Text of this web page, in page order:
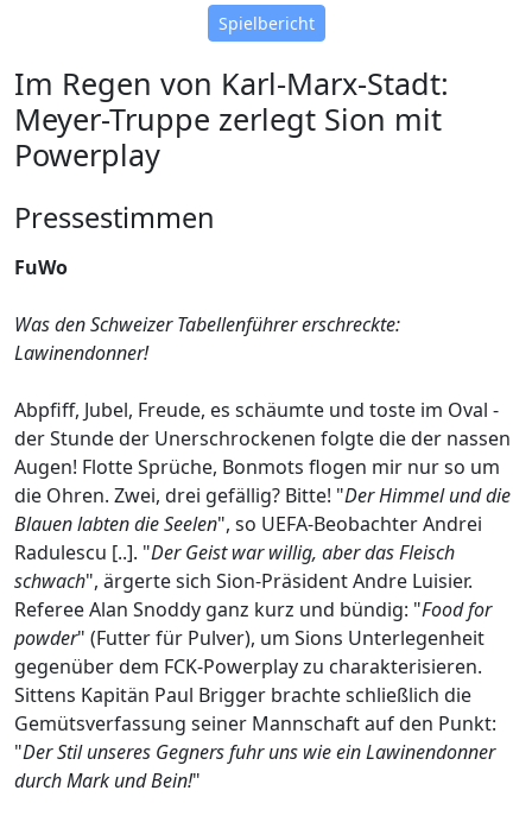
Spielbericht
Im Regen von Karl-Marx-Stadt:
Meyer-Truppe zerlegt Sion mit
Powerplay
Pressestimmen
FuWo
Was den Schweizer Tabellenführer erschreckte:
Lawinendonner!
Abpfiff, Jubel, Freude, es schäumte und toste im Oval -
der Stunde der Unerschrockenen folgte die der nassen
Augen! Flotte Sprüche, Bonmots flogen mir nur so um
die Ohren. Zwei, drei gefällig? Bitte! "Der Himmel und die
Blauen labten die Seelen", so UEFA-Beobachter Andrei
Radulescu [..]. "Der Geist war willig, aber das Fleisch
schwach", ärgerte sich Sion-Präsident Andre Luisier.
Referee Alan Snoddy ganz kurz und bündig: "Food for
powder" (Futter für Pulver), um Sions Unterlegenheit
gegenüber dem FCK-Powerplay zu charakterisieren.
Sittens Kapitän Paul Brigger brachte schließlich die
Gemütsverfassung seiner Mannschaft auf den Punkt:
"Der Stil unseres Gegners fuhr uns wie ein Lawinendonner
durch Mark und Bein!"